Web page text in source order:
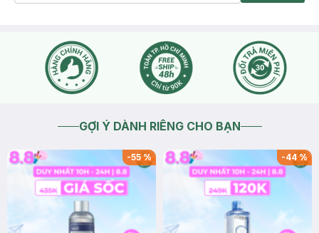
GỢI Ý DÀNH RIÊNG CHO BẠN
-55% -44%